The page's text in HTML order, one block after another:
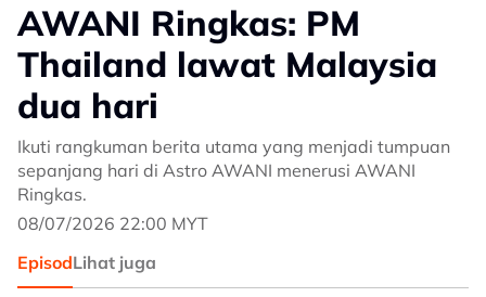
AWANI Ringkas: PM
Thailand lawat Malaysia
dua hari
Ikuti rangkuman berita utama yang menjadi tumpuan
sepanjang hari di Astro AWANI menerusi AWANI
Ringkas.
08/07/2026 22:00 MYT
EpisodLihat juga